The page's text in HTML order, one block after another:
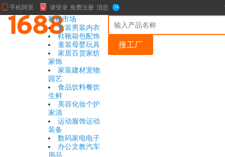
鞋靴市场
女装男装内衣
鞋靴箱包配饰
童装母婴玩具
家居百货家纺
家饰
家装建材宠物
园艺
食品饮料餐饮
生鲜
美容化妆个护
家清
运动服饰运动
装备
数码家电电子
办公文教汽车
用品
搜工厂